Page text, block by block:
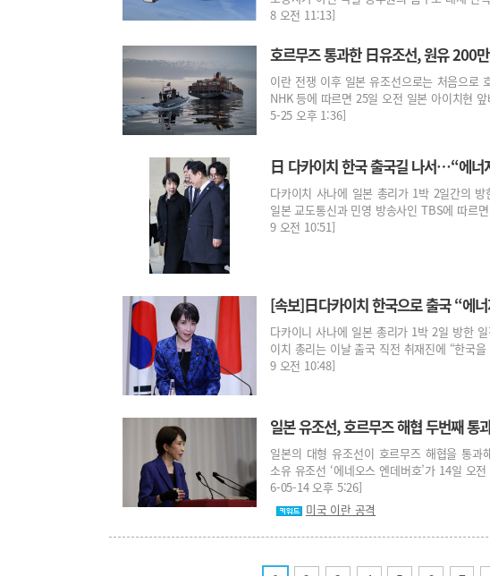
8 오전 11:13]
호르무즈 통과한 日유조선, 원유 200
이란 전쟁 이후 일본 유조선으로는 처음으로
NHK 등에 따르면 25일 오전 일본 아이치현
5-25 오후 1:36]
日 다카이치 한국 출국길 나서…“에너
다카이치 사나에 일본 총리가 1박 2일간의
일본 교도통신과 민영 방송사인 TBS에 따
9 오전 10:51]
[속보]日다카이치 한국으로 출국 “에
다카이니 사나에 일본 총리가 1박 2일 방한
이치 총리는 이날 출국 직전 취재진에 “한
9 오전 10:48]
일본 유조선, 호르무즈 해협 두번째 통
일본의 대형 유조선이 호르무즈 해협을 통과
소유 유조선 ‘에네오스 엔데버호’가 14일
6-05-14 오후 5:26]
미국 이란 공격